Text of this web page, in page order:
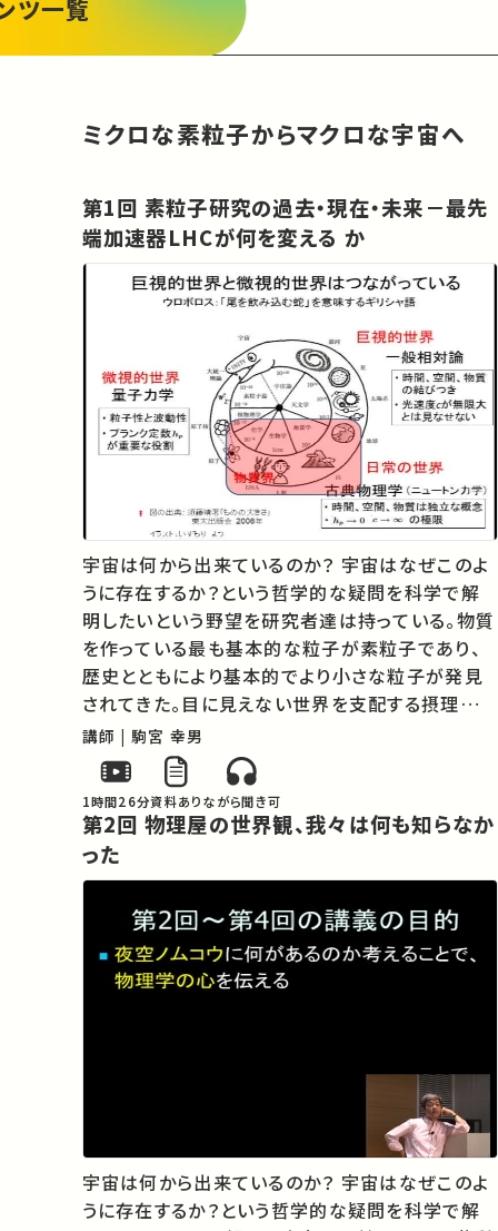
の理系学生はもとより、多数の文系学生の聴講を
期待している。
ツ一覧
ミクロな素粒子からマクロな宇宙へ
第1回 素粒子研究の過去・現在・未来－最先
端加速器LHCが何を変える か
宇宙は何から出来ているのか？ 宇宙はなぜこのよ
うに存在するか？という哲学的な疑問を科学で解
明したいという野望を研究者達は持っている。物質
を作っている最も基本的な粒子が素粒子であり、
歴史とともにより基本的でより小さな粒子が発見
されてきた。目に見えない世界を支配する摂理を解
明するのが自然科学の目的である。世界はどこま
で法則に支配され、また科学はどこまで世界を記
述できるのであろう。この問いに正解があると…
講師 | 駒宮 幸男
1時間26分資料ありながら聞き可
第2回 物理屋の世界観、我々は何も知らなか
った
宇宙は何から出来ているのか？ 宇宙はなぜこのよ
うに存在するか？という哲学的な疑問を科学で解